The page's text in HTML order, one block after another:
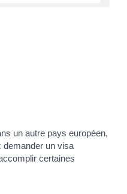
un autre pays européen,
demander un visa
certaines